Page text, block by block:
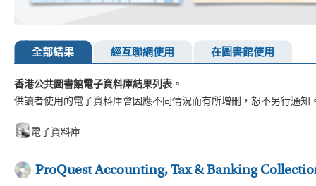
全部結果 經互聯網使用 在圖書館使用
香港公共圖書館電子資料庫結果列表。
供讀者使用的電子資料庫會因應不同情況而有所增刪，恕不另行通知
電子資料庫
ProQuest Accounting, Tax & Banking